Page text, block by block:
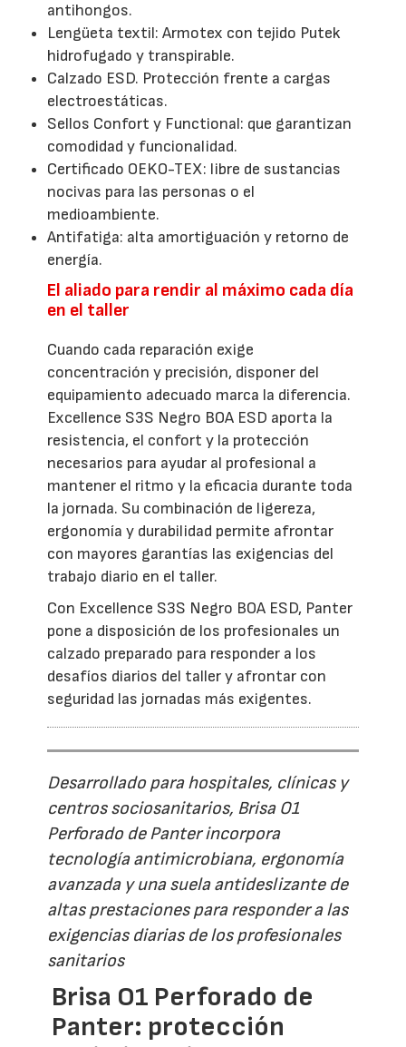
antihongos.
Lengüeta textil: Armotex con tejido Putek
hidrofugado y transpirable.
Calzado ESD. Protección frente a cargas
electroestáticas.
Sellos Confort y Functional: que garantizan
comodidad y funcionalidad.
Certificado OEKO-TEX: libre de sustancias
nocivas para las personas o el
medioambiente.
Antifatiga: alta amortiguación y retorno de
energía.
El aliado para rendir al máximo cada día
en el taller
Cuando cada reparación exige
concentración y precisión, disponer del
equipamiento adecuado marca la diferencia.
Excellence S3S Negro BOA ESD aporta la
resistencia, el confort y la protección
necesarios para ayudar al profesional a
mantener el ritmo y la eficacia durante toda
la jornada. Su combinación de ligereza,
ergonomía y durabilidad permite afrontar
con mayores garantías las exigencias del
trabajo diario en el taller.
Con Excellence S3S Negro BOA ESD, Panter
pone a disposición de los profesionales un
calzado preparado para responder a los
desafíos diarios del taller y afrontar con
seguridad las jornadas más exigentes.
Desarrollado para hospitales, clínicas y
centros sociosanitarios, Brisa O1
Perforado de Panter incorpora
tecnología antimicrobiana, ergonomía
avanzada y una suela antideslizante de
altas prestaciones para responder a las
exigencias diarias de los profesionales
sanitarios
Brisa O1 Perforado de
Panter: protección